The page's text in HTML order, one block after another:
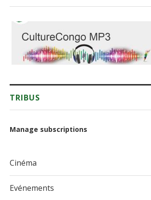
TRIBUS
Manage subscriptions
Cinéma
Evénements